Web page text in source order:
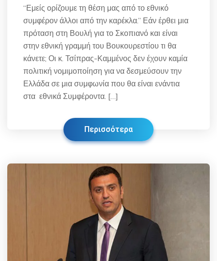
“Εμείς ορίζουμε τη θέση μας από το εθνικό
συμφέρον άλλοι από την καρέκλα.” Εάν έρθει μια
πρόταση στη Βουλή για το Σκοπιανό και είναι
στην εθνική γραμμή του Βουκουρεστίου τι θα
κάνετε; Οι κ. Τσίπρας-Καμμένος δεν έχουν καμία
πολιτική νομιμοποίηση για να δεσμεύσουν την
Ελλάδα σε μια συμφωνία που θα είναι ενάντια
στα εθνικά Συμφέροντα. […]
Περισσότερα